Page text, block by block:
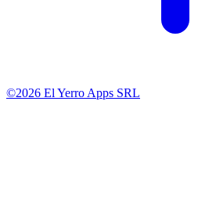
©2026 El Yerro Apps SRL